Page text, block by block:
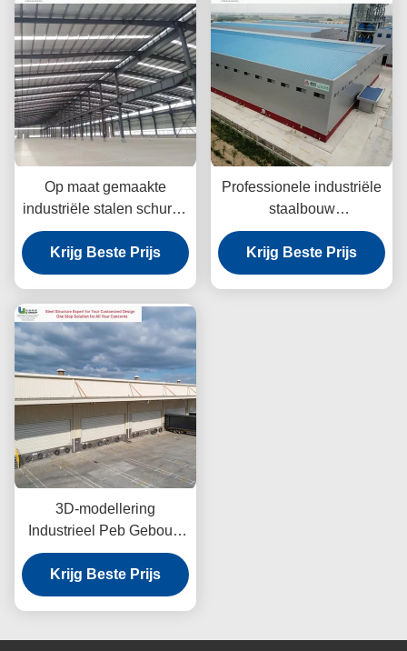
Op maat gemaakte
industriële stalen schuren
warmgewalst staal
kosteneffectief
Krijg Beste Prijs
Professionele industriële
staalbouw
Corrosiebestendige staal
Winddicht
Krijg Beste Prijs
3D-modellering
Industrieel Peb Gebouw
Bolted Connection Steel
Brandpreventie
Krijg Beste Prijs